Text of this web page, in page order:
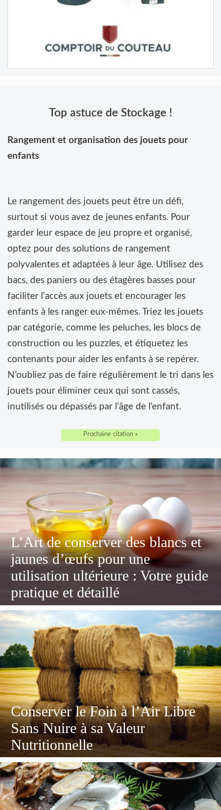
Top astuce de Stockage !
Rangement et organisation des jouets pour
enfants
Le rangement des jouets peut être un défi,
surtout si vous avez de jeunes enfants. Pour
garder leur espace de jeu propre et organisé,
optez pour des solutions de rangement
polyvalentes et adaptées à leur âge. Utilisez des
bacs, des paniers ou des étagères basses pour
faciliter l’accès aux jouets et encourager les
enfants à les ranger eux-mêmes. Triez les jouets
par catégorie, comme les peluches, les blocs de
construction ou les puzzles, et étiquetez les
contenants pour aider les enfants à se repérer.
N’oubliez pas de faire régulièrement le tri dans les
jouets pour éliminer ceux qui sont cassés,
inutilisés ou dépassés par l’âge de l’enfant.
Prochaine citation »
L’Art de conserver des blancs et
jaunes d’œufs pour une
utilisation ultérieure : Votre guide
pratique et détaillé
Conserver le Foin à l’Air Libre
Sans Nuire à sa Valeur
Nutritionnelle